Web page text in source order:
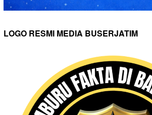
LOGO RESMI MEDIA BUSERJATIM